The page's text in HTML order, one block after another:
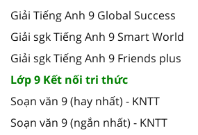
Giải Tiếng Anh 9 Global Success
Giải sgk Tiếng Anh 9 Smart World
Giải sgk Tiếng Anh 9 Friends plus
Lớp 9 Kết nối tri thức
Soạn văn 9 (hay nhất) - KNTT
Soạn văn 9 (ngắn nhất) - KNTT